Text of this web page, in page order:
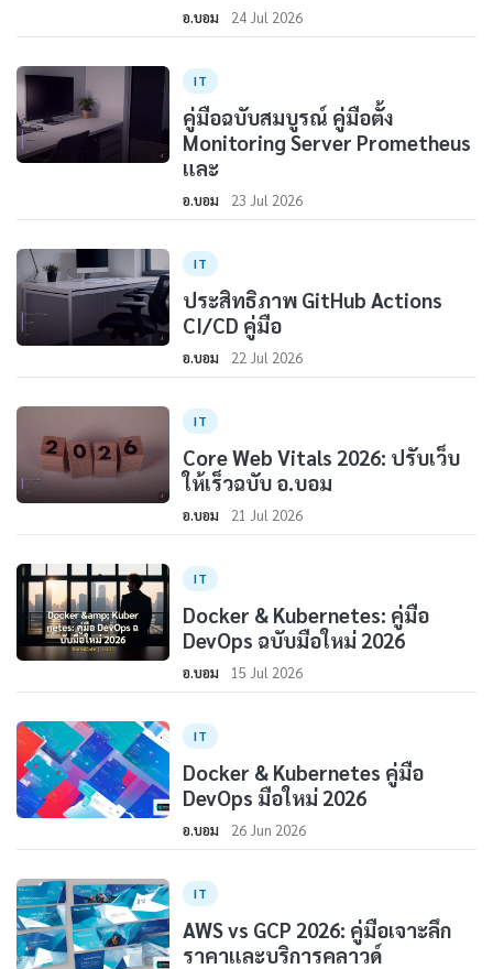
อ.บอม 24 Jul 2026
IT
คู่มือฉบับสมบูรณ์ คู่มือตั้ง
Monitoring Server Prometheus
และ
อ.บอม 23 Jul 2026
IT
ประสิทธิภาพ GitHub Actions
CI/CD คู่มือ
อ.บอม 22 Jul 2026
IT
Core Web Vitals 2026: ปรับเว็บ
ให้เร็วฉบับ อ.บอม
อ.บอม 21 Jul 2026
IT
Docker & Kubernetes: คู่มือ
DevOps ฉบับมือใหม่ 2026
อ.บอม 15 Jul 2026
IT
Docker & Kubernetes คู่มือ
DevOps มือใหม่ 2026
อ.บอม 26 Jun 2026
IT
AWS vs GCP 2026: คู่มือเจาะลึก
ราคาและบริการคลาวด์